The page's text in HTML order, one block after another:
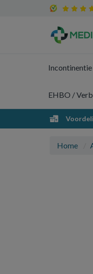
Incontinentie
EHBO /
Home